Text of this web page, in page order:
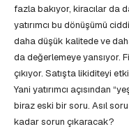
fazla bakıyor, kiracılar da
yatırımcı bu dönüşümü
daha düşük kalitede ve
da değerlemeye yansıyor.
çıkıyor. Satışta likiditeyi
Yani yatırımcı açısından
biraz eski bir soru. Asıl
kadar sorun çıkaracak?